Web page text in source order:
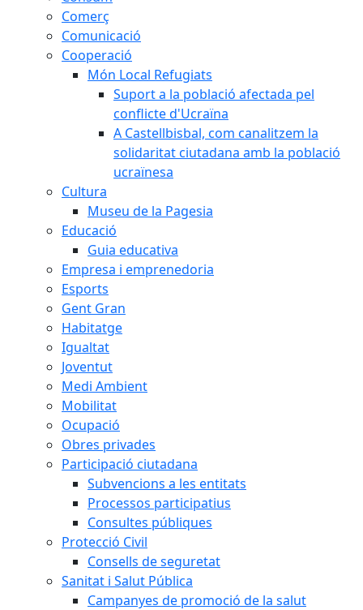
Comerç
Comunicació
Cooperació
Món Local Refugiats
Suport a la població afectada pel
conflicte d'Ucraïna
A Castellbisbal, com canalitzem la
solidaritat ciutadana amb la població
ucraïnesa
Cultura
Museu de la Pagesia
Educació
Guia educativa
Empresa i emprenedoria
Esports
Gent Gran
Habitatge
Igualtat
Joventut
Medi Ambient
Mobilitat
Ocupació
Obres privades
Participació ciutadana
Subvencions a les entitats
Processos participatius
Consultes públiques
Protecció Civil
Consells de seguretat
Sanitat i Salut Pública
Campanyes de promoció de la salut